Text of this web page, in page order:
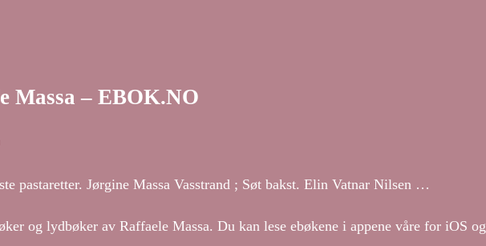
Massa – EBOK.NO
pastaretter. Jørgine Massa Vasstrand ; Søt bakst. Elin Vatnar Nilsen …
og lydbøker av Raffaele Massa. Du kan lese ebøkene i appene våre for iOS og